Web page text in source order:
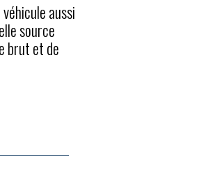
aussi
source
brut et de